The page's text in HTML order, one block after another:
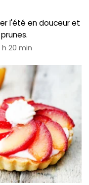
l'été en douceur et
20 min